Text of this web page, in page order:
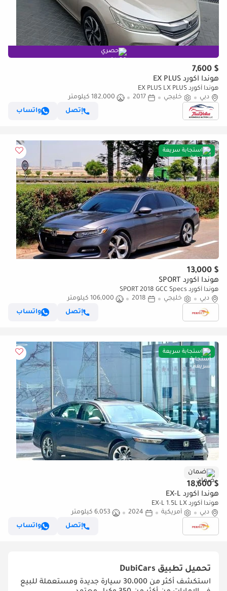
حصري
$ 7,600
هوندا أكورد EX PLUS
هوندا أكورد EX PLUS LX PLUS
دبي
خليجي 2017
182,000 كيلومتر
إتصل
واتساب
استجابة سريعة
$ 13,000
هوندا أكورد SPORT
هوندا أكورد SPORT 2018 GCC Specs
دبي
خليجي 2018
106,000 كيلومتر
إتصل
واتساب
استجابة سريعة
ضمان
$ 18,600
هوندا أكورد EX-L
هوندا أكورد EX-L 1.5L LX
دبي
أمريكية 2024
6,053 كيلومتر
إتصل
واتساب
تحميل تطبيق DubiCars
استكشف أكثر من 30،000 سيارة جديدة ومستعملة للبيع